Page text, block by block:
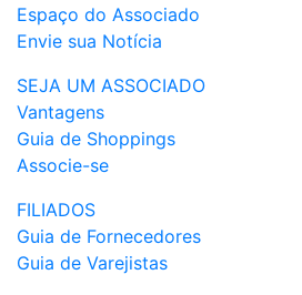
Espaço do Associado
Envie sua Notícia
SEJA UM ASSOCIADO
Vantagens
Guia de Shoppings
Associe-se
FILIADOS
Guia de Fornecedores
Guia de Varejistas